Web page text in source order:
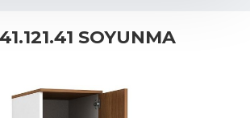
SOYUNMA